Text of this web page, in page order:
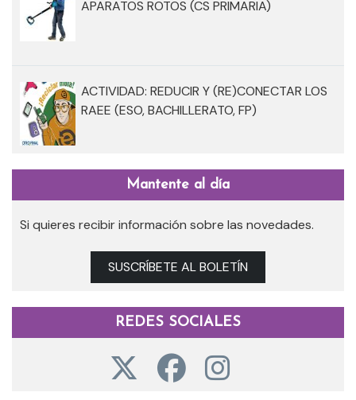
APARATOS ROTOS (CS PRIMARIA)
ACTIVIDAD: REDUCIR Y (RE)CONECTAR LOS
RAEE (ESO, BACHILLERATO, FP)
Mantente al día
Si quieres recibir información sobre las novedades.
SUSCRÍBETE AL BOLETÍN
REDES SOCIALES